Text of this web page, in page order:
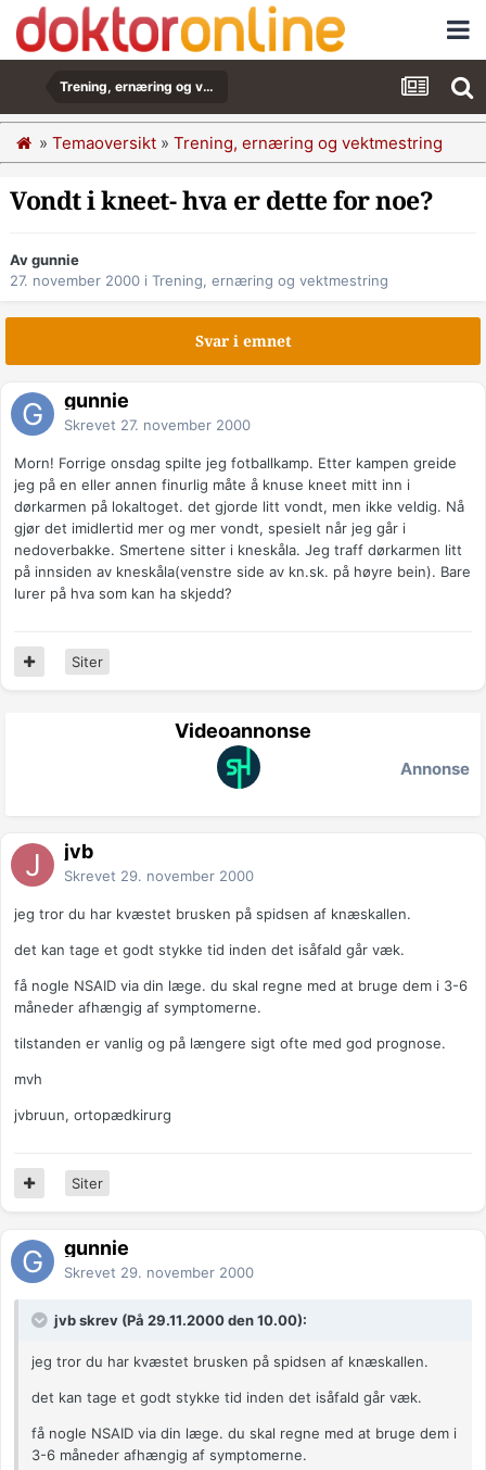
Trening, ernæring og vektmestring
» Temaoversikt » Trening, ernæring og vektmestring
Vondt i kneet- hva er dette for noe?
Av gunnie
27. november 2000 i Trening, ernæring og vektmestring
Svar i emnet
gunnie
Skrevet 27. november 2000
Morn! Forrige onsdag spilte jeg fotballkamp. Etter kampen greide
jeg på en eller annen finurlig måte å knuse kneet mitt inn i
dørkarmen på lokaltoget. det gjorde litt vondt, men ikke veldig. Nå
gjør det imidlertid mer og mer vondt, spesielt når jeg går i
nedoverbakke. Smertene sitter i kneskåla. Jeg traff dørkarmen litt
på innsiden av kneskåla(venstre side av kn.sk. på høyre bein). Bare
lurer på hva som kan ha skjedd?
Siter
Videoannonse
Annonse
jvb
Skrevet 29. november 2000
jeg tror du har kvæstet brusken på spidsen af knæskallen.
det kan tage et godt stykke tid inden det isåfald går væk.
få nogle NSAID via din læge. du skal regne med at bruge dem i 3-6
måneder afhængig af symptomerne.
tilstanden er vanlig og på længere sigt ofte med god prognose.
mvh
jvbruun, ortopædkirurg
Siter
gunnie
Skrevet 29. november 2000
jvb skrev (På 29.11.2000 den 10.00):
jeg tror du har kvæstet brusken på spidsen af knæskallen.
det kan tage et godt stykke tid inden det isåfald går væk.
få nogle NSAID via din læge. du skal regne med at bruge dem i
3-6 måneder afhængig af symptomerne.